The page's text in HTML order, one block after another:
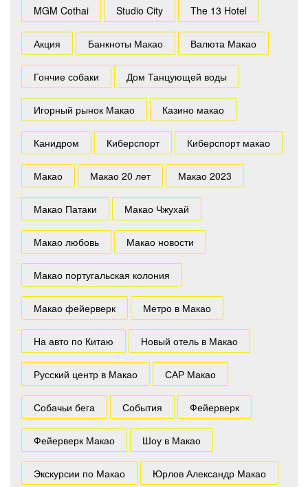
MGM Cothai Studio City The 13 Hotel
Акция Банкноты Макао Валюта Макао
Гончие собаки Дом Танцующей воды
Игорный рынок Макао Казино макао
Канидром Киберспорт Киберспорт макао
Макао Макао 20 лет Макао 2023
Макао Патаки Макао Чжухай
Макао любовь Макао новости
Макао португальская колония
Макао фейерверк Метро в Макао
На авто по Китаю Новый отель в Макао
Русский центр в Макао САР Макао
Собачьи бега События Фейерверк
Фейерверк Макао Шоу в Макао
Экскурсии по Макао Юрлов Александр Макао